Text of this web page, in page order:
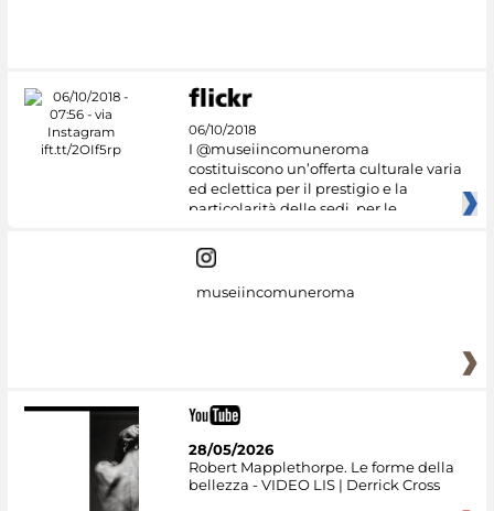
06/10/2018
I @museiincomuneroma
costituiscono un’offerta culturale varia
ed eclettica per il prestigio e la
particolarità delle sedi, per le
museiincomuneroma
28/05/2026
Robert Mapplethorpe. Le forme della
bellezza - VIDEO LIS | Derrick Cross